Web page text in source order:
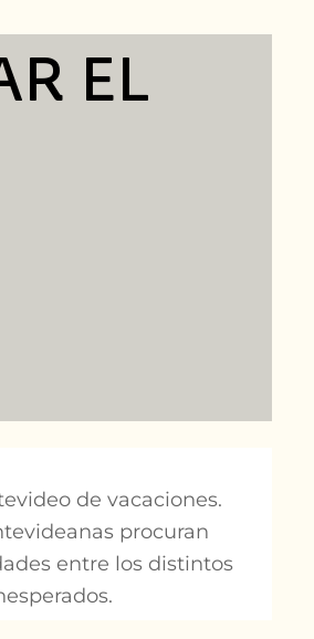
EL
de vacaciones.
procuran
entre los distintos